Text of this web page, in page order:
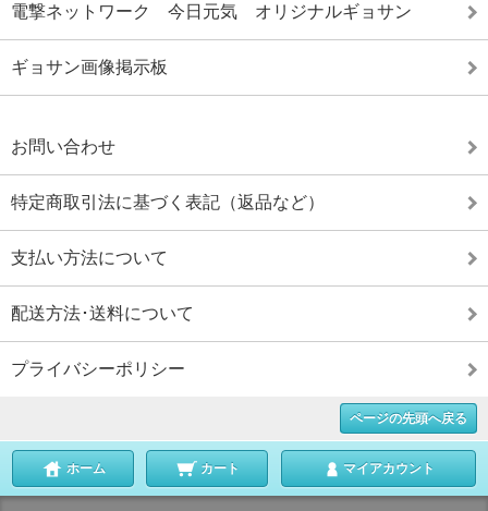
電撃ネットワーク 今日元気 オリジナルギョサン
ギョサン画像掲示板
お問い合わせ
特定商取引法に基づく表記（返品など）
支払い方法について
配送方法･送料について
プライバシーポリシー
ページの先頭へ戻る
ホーム カート マイアカウント